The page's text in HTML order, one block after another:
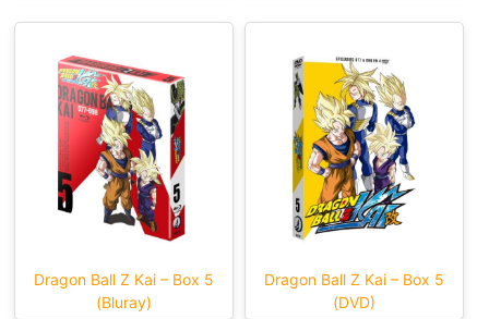
Dragon Ball Z Kai – Box 5
(Bluray)
Dragon Ball Z Kai – Box 5
(DVD)